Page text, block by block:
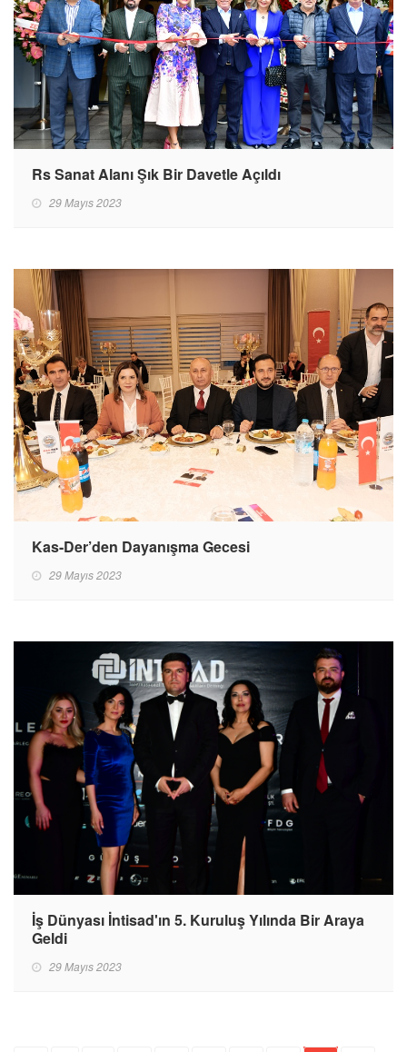
Rs Sanat Alanı Şık Bir Davetle Açıldı
29 Mayıs 2023
Kas-Der’den Dayanışma Gecesi
29 Mayıs 2023
İş Dünyası İntisad'ın 5. Kuruluş Yılında Bir Araya
Geldi
29 Mayıs 2023